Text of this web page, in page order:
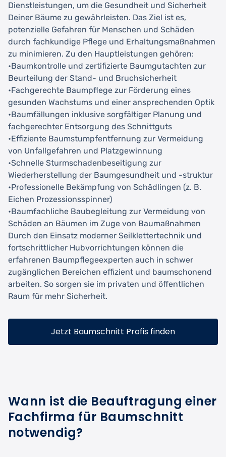
Dienstleistungen, um die Gesundheit und Sicherheit
Deiner Bäume zu gewährleisten. Das Ziel ist es,
potenzielle Gefahren für Menschen und Schäden
durch fachkundige Pflege und Erhaltungsmaßnahmen
zu minimieren. Zu den Hauptleistungen gehören:
•Baumkontrolle und zertifizierte Baumgutachten zur
Beurteilung der Stand- und Bruchsicherheit
•Fachgerechte Baumpflege zur Förderung eines
gesunden Wachstums und einer ansprechenden Optik
•Baumfällungen inklusive sorgfältiger Planung und
fachgerechter Entsorgung des Schnittguts
•Effiziente Baumstumpfentfernung zur Vermeidung
von Unfallgefahren und Platzgewinnung
•Schnelle Sturmschadenbeseitigung zur
Wiederherstellung der Baumgesundheit und -struktur
•Professionelle Bekämpfung von Schädlingen (z. B.
Eichen Prozessionsspinner)
•Baumfachliche Baubegleitung zur Vermeidung von
Schäden an Bäumen im Zuge von Baumaßnahmen
Durch den Einsatz moderner Seilklettertechnik und
fortschrittlicher Hubvorrichtungen können die
erfahrenen Baumpflegeexperten auch in schwer
zugänglichen Bereichen effizient und baumschonend
arbeiten. So sorgen sie im privaten und öffentlichen
Raum für mehr Sicherheit.
Jetzt Baumschnitt Profis finden
Wann ist die Beauftragung einer
Fachfirma für Baumschnitt
notwendig?